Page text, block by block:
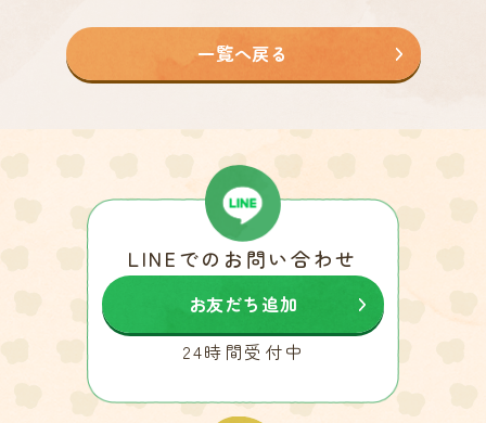
一覧へ戻る
LINEでのお問い合わせ
お友だち追加
24時間受付中